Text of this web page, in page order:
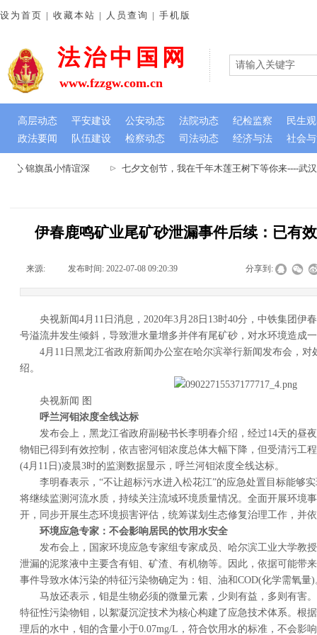
心 锦旗虽小情谊深 七夕文创节，我在千年木莲王树下等你来----武汉
法治中国网
政法要闻 队伍建设 检察动态 司法动态 经济与法 社会
设为首页 | 收藏本站 | 人员查询 | 手机版
www.fzzgw.com.cn
高层动态 平安建设 公安动态 法院动态 纪检监察 民生
伊春鹿鸣矿业尾矿砂泄漏事件后续：已有
来源: 发布时间: 2022-07-08 09:20:39 分享到:
央视新闻4月11日消息，2020年3月28日13时40分，中铁集团伊
号溢流井发生倾斜，导致泄水量增多并伴有尾矿砂，对水环境造成
4月11日黑龙江省政府新闻办公室在哈尔滨举行新闻发布会，
绍。
央视新闻 图
呼兰河钼浓度全线达标
发布会上，黑龙江省政府副秘书长李明春介绍，经过14天的昼
物钼已得到有效控制，依吉密河钼浓度总体大幅下降，但受清污工
(4月11日)凌晨3时的监测数据显示，呼兰河钼浓度全线达标。
李明春表示，“不让超标污水进入松花江”的应急处置目标能够
将继续监测河流水质，持续关注流域环境质量情况。全面开展环境
开，同步开展生态环境损害评估，统筹谋划生态修复治理工作，并
环境应急专家：不会影响居民的饮用水安全
发布会上，国家环境应急专家组专家成员、哈尔滨工业大学教
泄漏的泥浆液中主要含有钼、矿渣、有机物等。因此，依据可能带
事件导致水体污染的特征污染物确定为：钼、油和COD(化学需氧量)
马放还表示，钼是生物必须的微量元素，少则有益，多则有害
特征性污染物钼，以絮凝沉淀技术为核心构建了应急技术体系。根
理后的水中，钼的含量小于0.07mg/L，符合饮用水的标准，不会影